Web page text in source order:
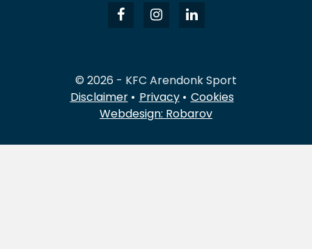
© 2026 - KFC Arendonk Sport
Disclaimer
Privacy
Cookies
Webdesign: Robarov